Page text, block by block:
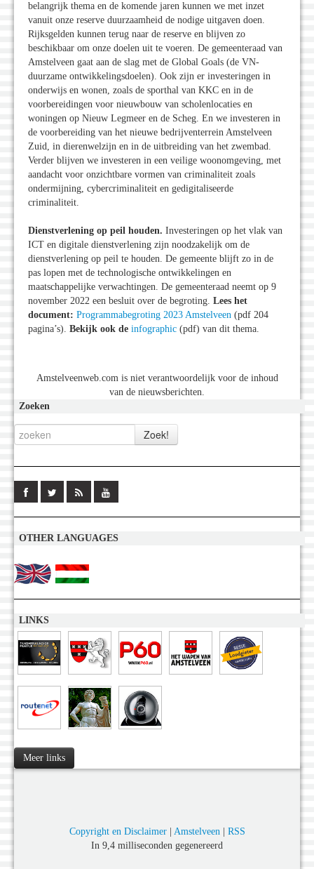
belangrijk thema en de komende jaren kunnen we met inzet
vanuit onze reserve duurzaamheid de nodige uitgaven doen.
Rijksgelden kunnen terug naar de reserve en blijven zo
beschikbaar om onze doelen uit te voeren. De gemeenteraad van
Amstelveen gaat aan de slag met de Global Goals (de VN-
duurzame ontwikkelingsdoelen). Ook zijn er investeringen in
onderwijs en wonen, zoals de sporthal van KKC en in de
voorbereidingen voor nieuwbouw van scholenlocaties en
woningen op Nieuw Legmeer en de Scheg. En we investeren in
de voorbereiding van het nieuwe bedrijventerrein Amstelveen
Zuid, in dierenwelzijn en in de uitbreiding van het zwembad.
Verder blijven we investeren in een veilige woonomgeving, met
aandacht voor onzichtbare vormen van criminaliteit zoals
ondermijning, cybercriminaliteit en gedigitaliseerde
criminaliteit.
Dienstverlening op peil houden. Investeringen op het vlak van
ICT en digitale dienstverlening zijn noodzakelijk om de
dienstverlening op peil te houden. De gemeente blijft zo in de
pas lopen met de technologische ontwikkelingen en
maatschappelijke verwachtingen. De gemeenteraad neemt op 9
november 2022 een besluit over de begroting. Lees het
document: Programmabegroting 2023 Amstelveen (pdf 204
pagina’s). Bekijk ook de infographic (pdf) van dit thema.
Amstelveenweb.com is niet verantwoordelijk voor de inhoud
van de nieuwsberichten.
Zoeken
OTHER LANGUAGES
LINKS
Meer links
Copyright en Disclaimer| Amstelveen| RSS
In 9,4 milliseconden gegenereerd